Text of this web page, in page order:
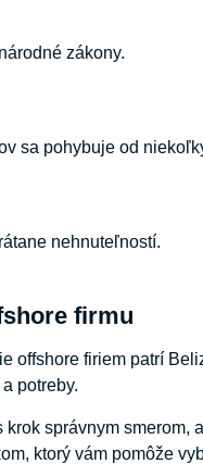
zákony.
sa pohybuje od
nehnuteľností.
firmu
offshore firiem patrí
potreby.
správnym
ktorý vám pomôže